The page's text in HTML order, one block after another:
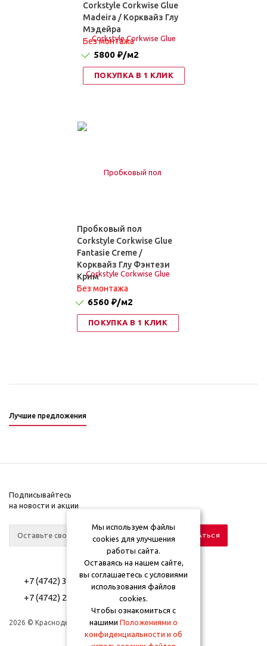
Corkstyle Corkwise Glue
Madeira / Корквайз Глу
Мэдейра
Без монтажа
5800 ₽/м2
ПОКУПКА В 1 КЛИК
Пробковый пол
Corkstyle Corkwise Glue
Fantasie Creme /
Корквайз Глу Фэнтези
Крим
Без монтажа
6560 ₽/м2
ПОКУПКА В 1 КЛИК
Лучшие предложения
Подписывайтесь
на новости и акции
+7 (4742) 39-61-41
+7 (4742) 26-10-46
2026 © Краснодеревщик
Компания
Информация
Мы используем файлы
cookies для улучшения
работы сайта.
Оставаясь на нашем сайте,
вы соглашаетесь с условиями
использования файлов
cookies.
Чтобы ознакомиться с
нашими Положениями о
конфиденциальности и об